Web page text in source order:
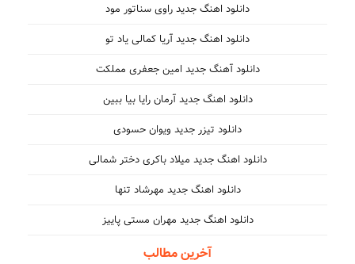
دانلود اهنگ جدید راوی سناتور مود
دانلود اهنگ جدید آریا کمالی یاد تو
دانلود آهنگ جدید امین جعفری مملکت
دانلود اهنگ جدید آرمان رایا بیا ببین
دانلود تیزر جدید ویوان حسودی
دانلود اهنگ جدید میلاد باکری دختر شمالی
دانلود اهنگ جدید مهرشاد تنها
دانلود اهنگ جدید مهران مستی پاییز
آخرین مطالب